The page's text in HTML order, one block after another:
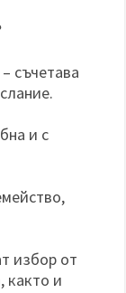
– съчетава
и с
избор от
както и